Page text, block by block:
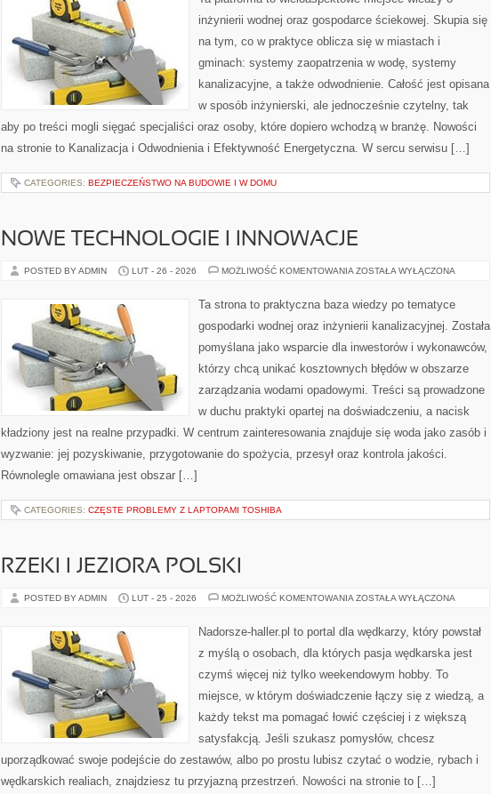
inżynierii wodnej oraz gospodarce ściekowej. Skupia się
na tym, co w praktyce oblicza się w miastach i
gminach: systemy zaopatrzenia w wodę, systemy
kanalizacyjne, a także odwodnienie. Całość jest opisana
w sposób inżynierski, ale jednocześnie czytelny, tak
aby po treści mogli sięgać specjaliści oraz osoby, które dopiero wchodzą w branżę. Nowości
na stronie to Kanalizacja i Odwodnienia i Efektywność Energetyczna. W sercu serwisu […]
CATEGORIES: BEZPIECZEŃSTWO NA BUDOWIE I W DOMU
NOWE TECHNOLOGIE I INNOWACJE
POSTED BY ADMIN LUT - 26 - 2026 MOŻLIWOŚĆ KOMENTOWANIA NOWE
INNOWACJE
ZOSTAŁA WYŁĄCZONA
Ta strona to praktyczna baza wiedzy po tematyce
gospodarki wodnej oraz inżynierii kanalizacyjnej. Została
pomyślana jako wsparcie dla inwestorów i wykonawców,
którzy chcą unikać kosztownych błędów w obszarze
zarządzania wodami opadowymi. Treści są prowadzone
w duchu praktyki opartej na doświadczeniu, a nacisk
kładziony jest na realne przypadki. W centrum zainteresowania znajduje się woda jako zasób i
wyzwanie: jej pozyskiwanie, przygotowanie do spożycia, przesył oraz kontrola jakości.
Równolegle omawiana jest obszar […]
CATEGORIES: CZĘSTE PROBLEMY Z LAPTOPAMI TOSHIBA
RZEKI I JEZIORA POLSKI
POSTED BY ADMIN LUT - 25 - 2026 MOŻLIWOŚĆ KOMENTOWANIA RZEKI
POLSKI
ZOSTAŁA WYŁĄCZONA
Nadorsze-haller.pl to portal dla wędkarzy, który powstał
z myślą o osobach, dla których pasja wędkarska jest
czymś więcej niż tylko weekendowym hobby. To
miejsce, w którym doświadczenie łączy się z wiedzą, a
każdy tekst ma pomagać łowić częściej i z większą
satysfakcją. Jeśli szukasz pomysłów, chcesz
uporządkować swoje podejście do zestawów, albo po prostu lubisz czytać o wodzie, rybach i
wędkarskich realiach, znajdziesz tu przyjazną przestrzeń. Nowości na stronie to […]